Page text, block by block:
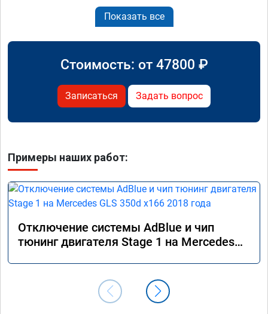
Показать все
Стоимость: от 47800 ₽
Записаться Задать вопрос
Примеры наших работ:
Отключение системы AdBlue и чип
тюнинг двигателя Stage 1 на Mercedes